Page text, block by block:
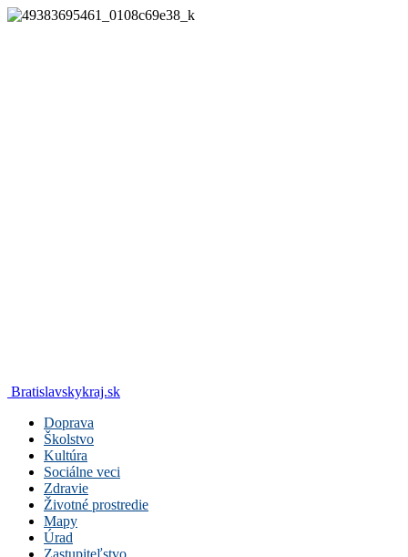
Bratislavskykraj.sk
Doprava
Školstvo
Kultúra
Sociálne veci
Zdravie
Životné prostredie
Mapy
Úrad
Zastupiteľstvo